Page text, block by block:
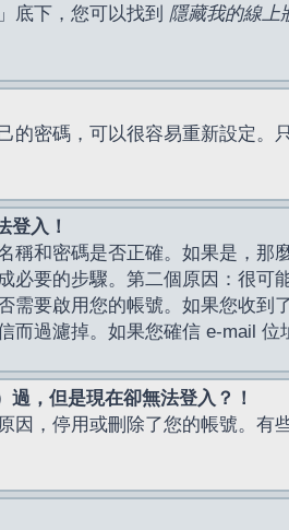
底下，您可以找到 隱藏我的線上
的密碼，可以很容易重新設定。
登入！
稱和密碼是否正確。如果是，
必要的步驟。第二個原因：很
需要啟用您的帳號。如果您收
而過濾掉。如果您確信 e-mail 位
過，但是現在卻無法登入？！
因，停用或刪除了您的帳號。